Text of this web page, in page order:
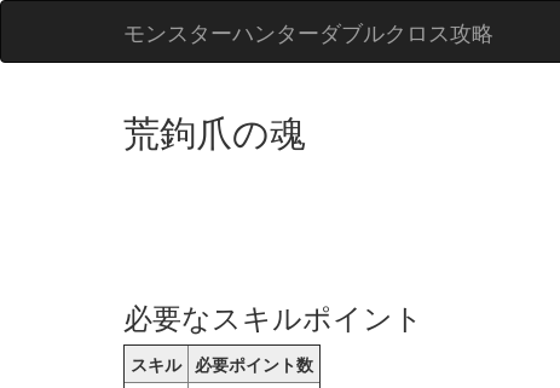
モンスターハンターダブルクロス攻略
荒鉤爪の魂
必要なスキルポイント
スキル 必要ポイント数